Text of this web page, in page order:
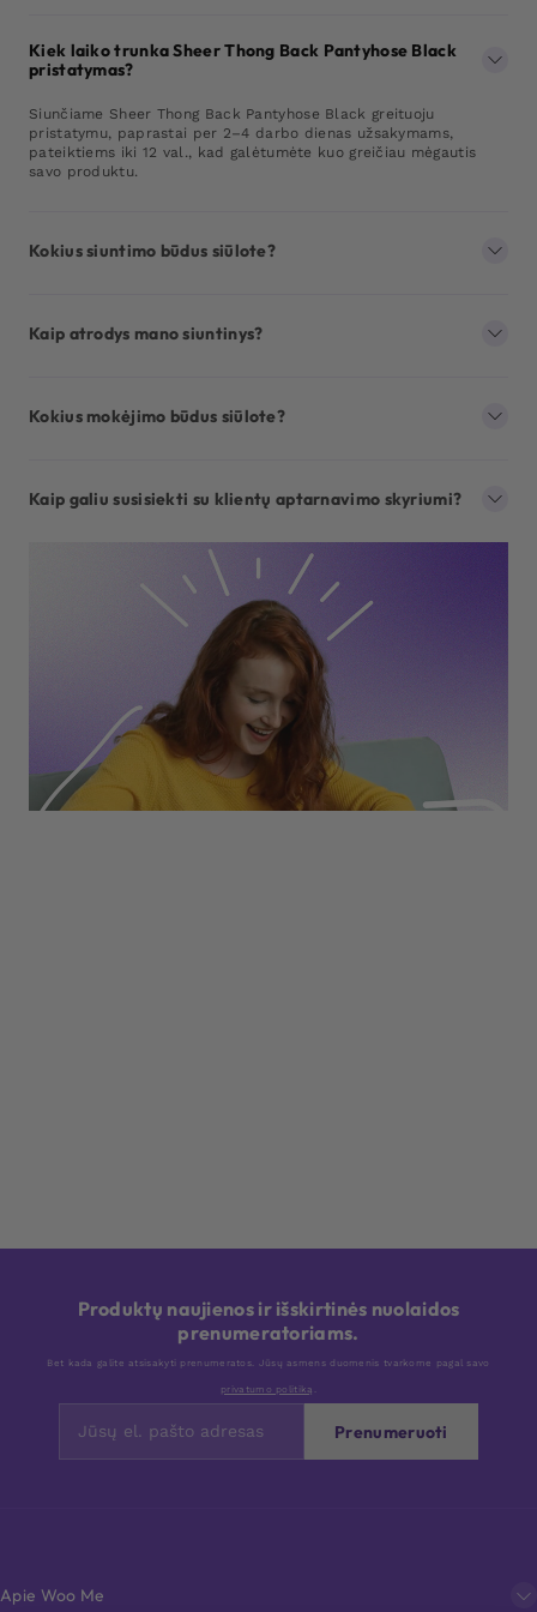
Kiek laiko trunka Sheer Thong Back Pantyhose Black
pristatymas?
Siunčiame Sheer Thong Back Pantyhose Black greituoju
pristatymu, paprastai per 2–4 darbo dienas užsakymams,
pateiktiems iki 12 val., kad galėtumėte kuo greičiau mėgautis
savo produktu.
Kokius siuntimo būdus siūlote?
Kaip atrodys mano siuntinys?
Kokius mokėjimo būdus siūlote?
Kaip galiu susisiekti su klientų aptarnavimo skyriumi?
Produktų naujienos ir išskirtinės nuolaidos
prenumeratoriams.
Bet kada galite atsisakyti prenumeratos. Jūsų asmens duomenis tvarkome pagal savo
privatumo politiką .
Prenumeruoti
Apie Woo Me